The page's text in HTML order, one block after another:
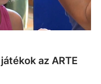
az ARTE